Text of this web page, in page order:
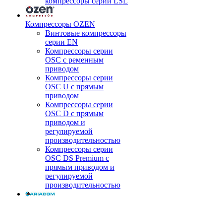
Компрессоры OZEN
Винтовые компрессоры
серии EN
Компрессоры серии
OSC с ременным
приводом
Компрессоры серии
OSC U с прямым
приводом
Компрессоры серии
OSC D с прямым
приводом и
регулируемой
производительностью
Компрессоры серии
OSC DS Premium с
прямым приводом и
регулируемой
производительностью